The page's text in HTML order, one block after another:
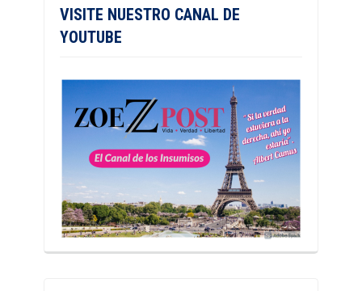
VISITE NUESTRO CANAL DE
YOUTUBE